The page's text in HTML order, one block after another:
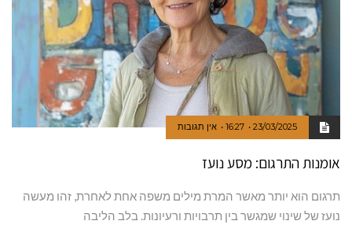
23/03/2025
16:27 אין תגובות
אומנות התרגום: מסע נועז
תרגום הוא יותר מאשר המרת מילים משפה אחת לאחרת, זהו מעשה
נועז של שינוי שמגשר בין תרבויות ורעיונות. בלב הליבה